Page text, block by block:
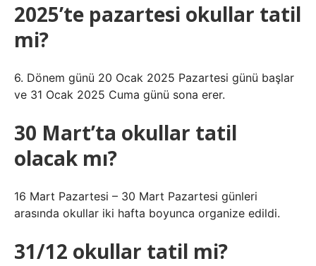
2025’te pazartesi okullar tatil
mi?
6. Dönem günü 20 Ocak 2025 Pazartesi günü başlar
ve 31 Ocak 2025 Cuma günü sona erer.
30 Mart’ta okullar tatil
olacak mı?
16 Mart Pazartesi – 30 Mart Pazartesi günleri
arasında okullar iki hafta boyunca organize edildi.
31/12 okullar tatil mi?